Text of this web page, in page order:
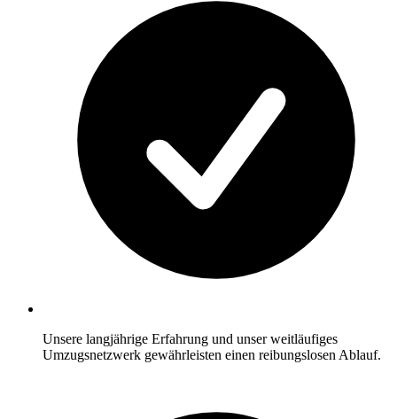
Unsere langjährige Erfahrung und unser weitläufiges
Umzugsnetzwerk gewährleisten einen reibungslosen Ablauf.